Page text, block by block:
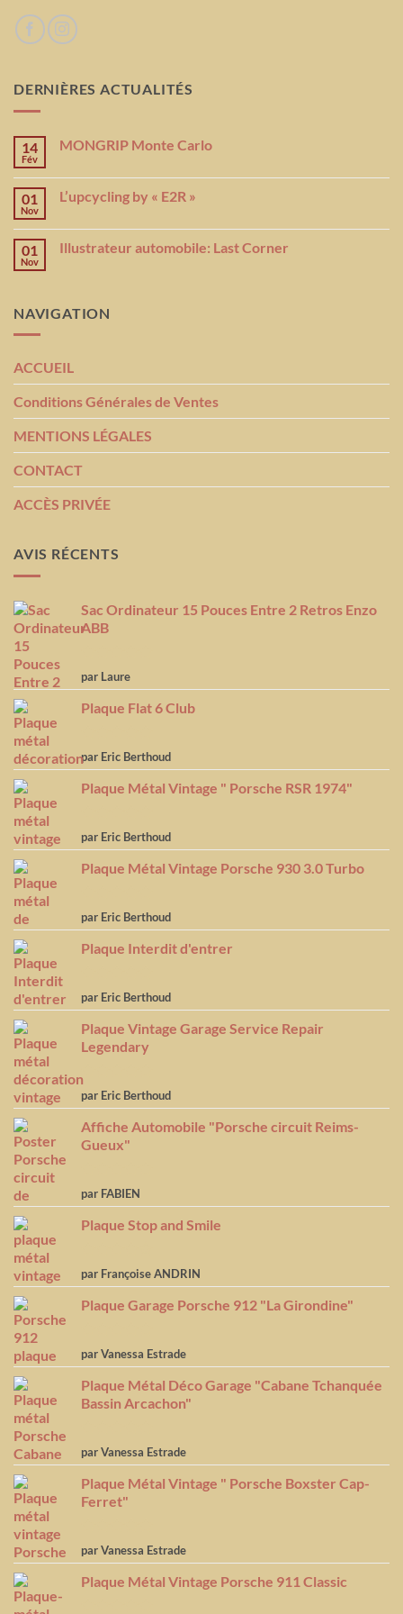
DERNIÈRES ACTUALITÉS
14
Fév
MONGRIP Monte Carlo
01
Nov
L’upcycling by « E2R »
01
Nov
Illustrateur automobile: Last Corner
NAVIGATION
ACCUEIL
Conditions Générales de Ventes
MENTIONS LÉGALES
CONTACT
ACCÈS PRIVÉE
AVIS RÉCENTS
Sac Ordinateur 15 Pouces Entre 2 Retros Enzo
ABB
Note5sur
5
par Laure
Plaque Flat 6 Club
Note5 sur
5
par Eric Berthoud
Plaque Métal Vintage " Porsche RSR 1974"
Note5 sur
5
par Eric Berthoud
Plaque Métal Vintage Porsche 930 3.0 Turbo
Note5 sur
5
par Eric Berthoud
Plaque Interdit d'entrer
Note5 sur
5
par Eric Berthoud
Plaque Vintage Garage Service Repair
Legendary
Note5 sur
5
par Eric Berthoud
Affiche Automobile "Porsche circuit Reims-
Gueux"
Note5sur
5
par FABIEN
Plaque Stop and Smile
Note4
sur 5
par Françoise ANDRIN
Plaque Garage Porsche 912 "La Girondine"
Note5sur
5
par Vanessa Estrade
Plaque Métal Déco Garage "Cabane Tchanquée
Bassin Arcachon"
Note5sur
5
par Vanessa Estrade
Plaque Métal Vintage " Porsche Boxster Cap-
Ferret"
Note5sur
5
par Vanessa Estrade
Plaque Métal Vintage Porsche 911 Classic